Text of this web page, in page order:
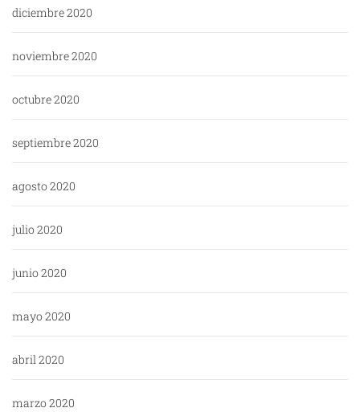
diciembre 2020
noviembre 2020
octubre 2020
septiembre 2020
agosto 2020
julio 2020
junio 2020
mayo 2020
abril 2020
marzo 2020